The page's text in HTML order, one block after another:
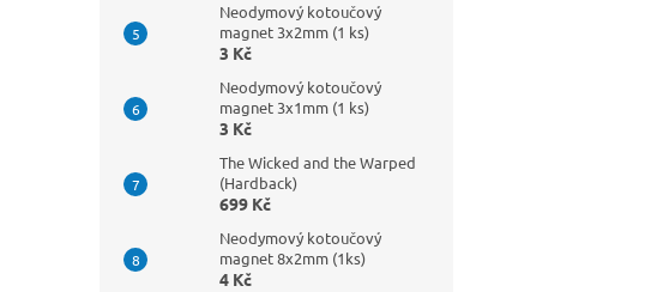
Neodymový kotoučový
magnet 3x2mm (1 ks)
3 Kč
Neodymový kotoučový
magnet 3x1mm (1 ks)
3 Kč
The Wicked and the Warped
(Hardback)
699 Kč
Neodymový kotoučový
magnet 8x2mm (1ks)
4 Kč